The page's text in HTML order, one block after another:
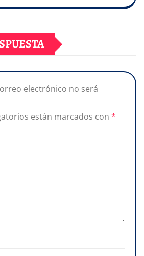
electrónico no será
están marcados con *